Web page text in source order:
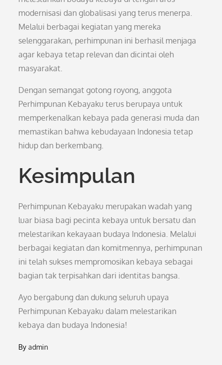
modernisasi dan globalisasi yang terus menerpa.
Melalui berbagai kegiatan yang mereka
selenggarakan, perhimpunan ini berhasil menjaga
agar kebaya tetap relevan dan dicintai oleh
masyarakat.
Dengan semangat gotong royong, anggota
Perhimpunan Kebayaku terus berupaya untuk
memperkenalkan kebaya pada generasi muda dan
memastikan bahwa kebudayaan Indonesia tetap
hidup dan berkembang.
Kesimpulan
Perhimpunan Kebayaku merupakan wadah yang
luar biasa bagi pecinta kebaya untuk bersatu dan
melestarikan kekayaan budaya Indonesia. Melalui
berbagai kegiatan dan komitmennya, perhimpunan
ini telah sukses mempromosikan kebaya sebagai
bagian tak terpisahkan dari identitas bangsa.
Ayo bergabung dan dukung seluruh upaya
Perhimpunan Kebayaku dalam melestarikan
kebaya dan budaya Indonesia!
Byadmin